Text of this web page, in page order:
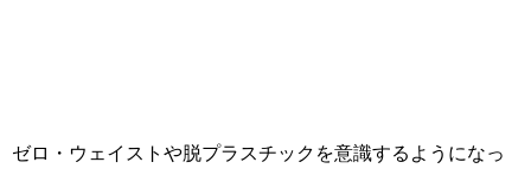
ゼロ・ウェイストや脱プラスチックを意識するようになっ